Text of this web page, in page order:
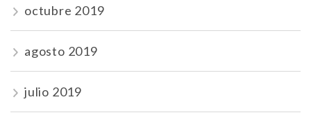
octubre 2019
agosto 2019
julio 2019